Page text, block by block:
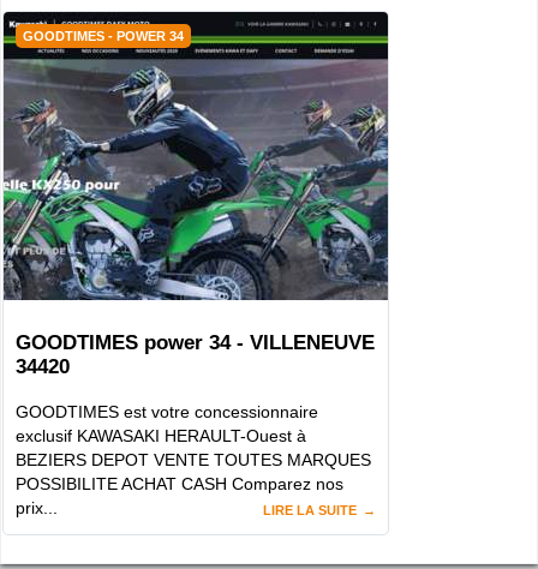
GOODTIMES - POWER 34
GOODTIMES power 34 - VILLENEUVE
34420
GOODTIMES est votre concessionnaire
exclusif KAWASAKI HERAULT-Ouest à
BEZIERS DEPOT VENTE TOUTES MARQUES
POSSIBILITE ACHAT CASH Comparez nos
prix...
LIRE LA SUITE